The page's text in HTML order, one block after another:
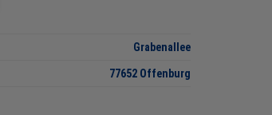
Grabenallee
77652 Offenburg